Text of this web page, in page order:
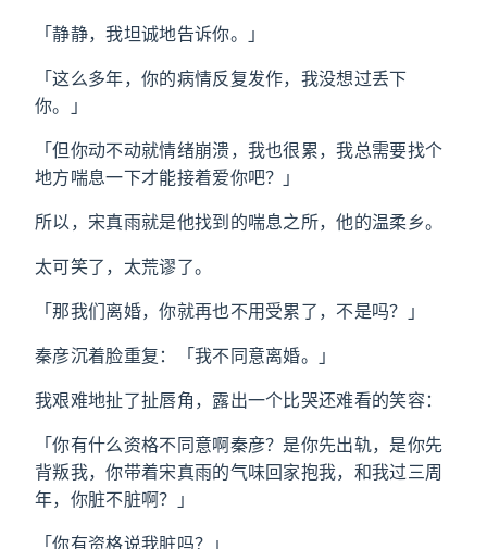
「静静，我坦诚地告诉你。」
「这么多年，你的病情反复发作，我没想过丢下
你。」
「但你动不动就情绪崩溃，我也很累，我总需要找个
地方喘息一下才能接着爱你吧？」
所以，宋真雨就是他找到的喘息之所，他的温柔乡。
太可笑了，太荒谬了。
「那我们离婚，你就再也不用受累了，不是吗？」
秦彦沉着脸重复：「我不同意离婚。」
我艰难地扯了扯唇角，露出一个比哭还难看的笑容：
「你有什么资格不同意啊秦彦？是你先出轨，是你先
背叛我，你带着宋真雨的气味回家抱我，和我过三周
年，你脏不脏啊？」
「你有资格说我脏吗？」